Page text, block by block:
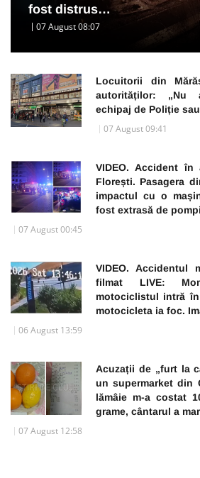
fost distrus…
07 August 08:07
Locuitorii din
autorităților: „Nu
echipaj de Poliție
07 August 09:41
VIDEO. Accident
Florești. Pasagera
impactul cu o
fost extrasă de
07 August 00:45
VIDEO. Accidentul
filmat LIVE:
motociclistul intră
motocicleta ia foc.
06 August 13:59
Acuzații de „furt la
un supermarket din
lămâie m-a costat
grame, cântarul a
07 August 12:58